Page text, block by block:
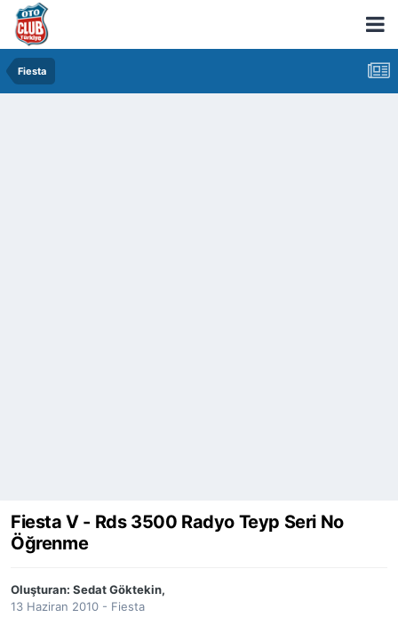
Fiesta
Fiesta V - Rds 3500 Radyo Teyp Seri No
Öğrenme
Oluşturan: Sedat Göktekin,
13 Haziran 2010 - Fiesta